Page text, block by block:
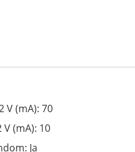
V (mA): 70
V (mA): 10
Ja